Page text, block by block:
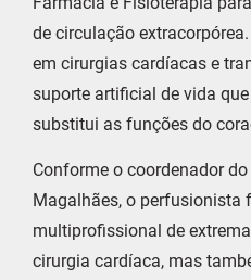
de circulação
em cirurgias cardíacas e
suporte artificial de vida
substitui as funções do
Conforme o coordenador
Magalhães, o perfusionista
multiprofissional de
cirurgia cardíaca, mas